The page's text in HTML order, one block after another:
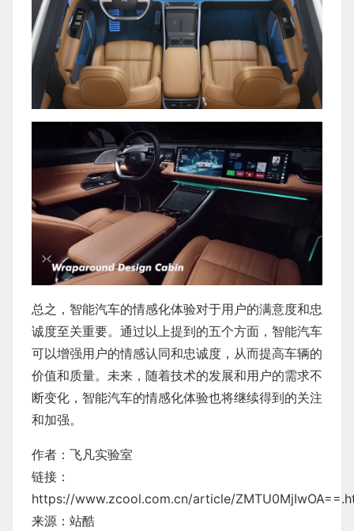
总之，智能汽车的情感化体验对于用户的满意度和忠
诚度至关重要。通过以上提到的五个方面，智能汽车
可以增强用户的情感认同和忠诚度，从而提高车辆的
价值和质量。未来，随着技术的发展和用户的需求不
断变化，智能汽车的情感化体验也将继续得到的关注
和加强。
作者：飞凡实验室
链接：
https://www.zcool.com.cn/article/
来源：站酷